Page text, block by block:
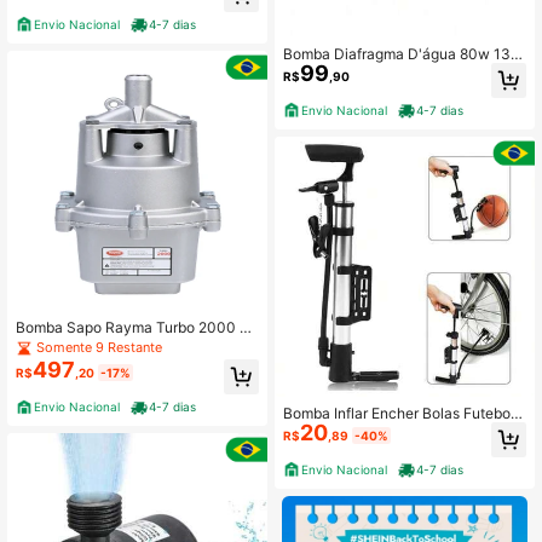
Envio Nacional 4-7 dias
Bomba Sapo Rayma Turbo 2000 Su
bmersa 127V Aplicações Cisterna P
oços Reservatórios 380W ORIGINA
L
Somente 9 Restante
R$497 ,20 -17%
Envio Nacional 4-7 dias
Bomba Diafragma D'água 80w 130
PSI Dc 12V 0.9MPA 5L/min
R$99 ,90
Envio Nacional 4-7 dias
Bomba Inflar Encher Bolas Futebol
Basquete Pneu De Bicicleta
R$20 ,89 -40%
Envio Nacional 4-7 dias